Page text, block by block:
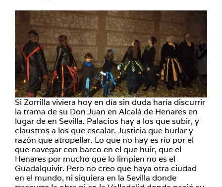
Si Zorrilla viviera hoy en día sin duda haría discurrir
la trama de su Don Juan en Alcalá de Henares en
lugar de en Sevilla. Palacios hay a los que subir, y
claustros a los que escalar. Justicia que burlar y
razón que atropellar. Lo que no hay es río por el
que navegar con barco en el que huir, que el
Henares por mucho que lo limpien no es el
Guadalquivir. Pero no creo que haya otra ciudad
en el mundo, ni siquiera en la Sevilla donde